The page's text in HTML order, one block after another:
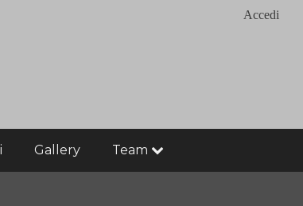
Accedi
Gallery Team